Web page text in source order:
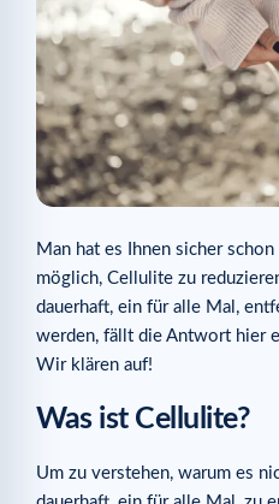
Man hat es Ihnen sicher
möglich, Cellulite zu
dauerhaft, ein für alle Mal,
werden, fällt die Antwort hier
Wir klären auf!
Was ist Cellulite?
Um zu verstehen, warum es